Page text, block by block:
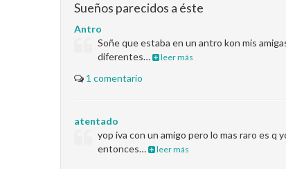
Sueños parecidos a éste
Antro
Soñe que estaba en un antro kon mis
diferentes…
leer más
1 comentario
atentado
yop iva con un amigo pero lo mas raro es q
entonces…
leer más